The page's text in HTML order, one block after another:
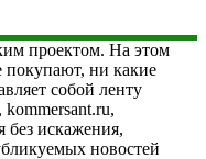
проектом. На этом
покупают, ни какие
собой ленту
kommersant.ru,
без искажения,
новостей